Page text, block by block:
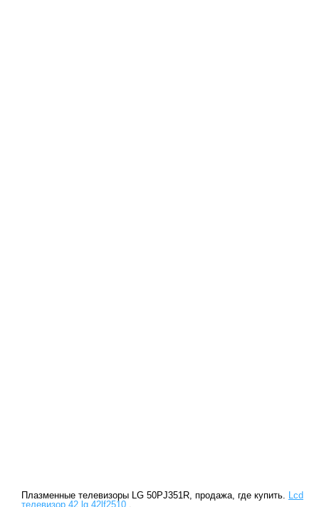
Плазменные телевизоры LG 50PJ351R, продажа, где купить. Lcd
телевизор 42 lg 42lf2510 .